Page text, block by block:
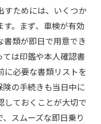
すためには、いくつか
。まず、車検が有効
類が即日で用意でき
は印鑑や本人確認書
に必要な書類リストを
の手続きも当日中に
しておくことが大切で
スムーズな即日乗り